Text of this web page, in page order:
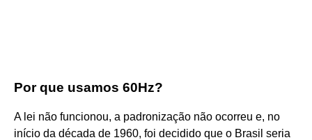
Por que usamos 60Hz?
A lei não funcionou, a padronização não ocorreu e, no
início da década de 1960, foi decidido que o Brasil seria